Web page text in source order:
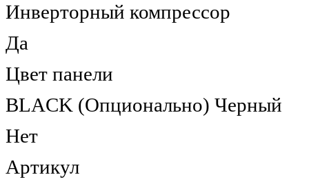
Инверторный компрессор
Да
Цвет панели
BLACK (Опционально) Черный
Нет
Артикул